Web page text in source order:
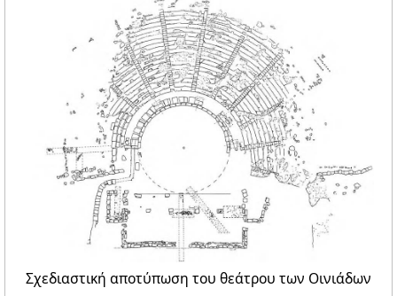
Σχεδιαστική αποτύπωση του θεάτρου των Οινιάδων